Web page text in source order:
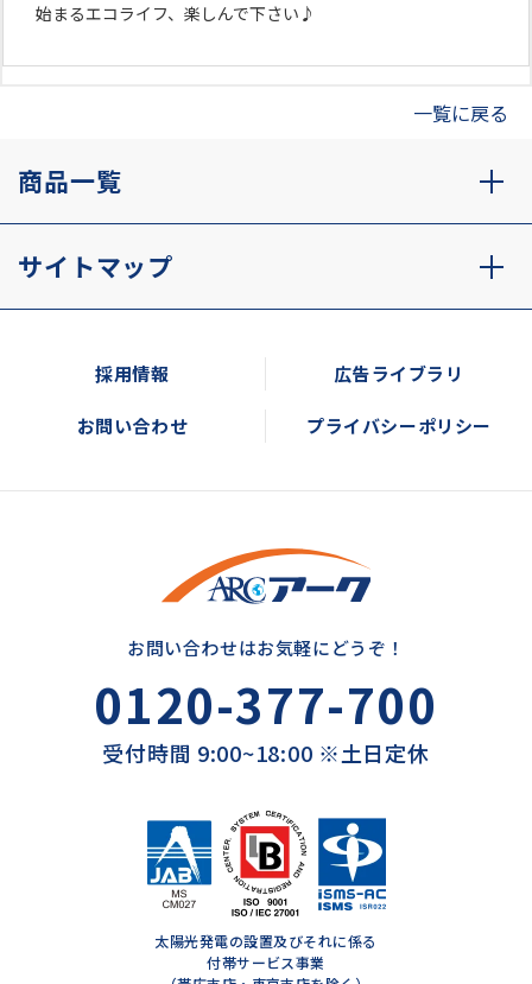
始まるエコライフ、楽しんで下さい♪
一覧に戻る
商品一覧
サイトマップ
採用情報 広告ライブラリ
お問い合わせ プライバシーポリシー
お問い合わせはお気軽にどうぞ！
0120-377-700
受付時間 9:00~18:00 ※土日定休
太陽光発電の設置及びそれに係る
付帯サービス事業